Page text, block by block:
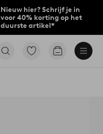
Nieuw hier? Schrijf je in
voor 40% korting op het
duurste artikel*
Ga
Go